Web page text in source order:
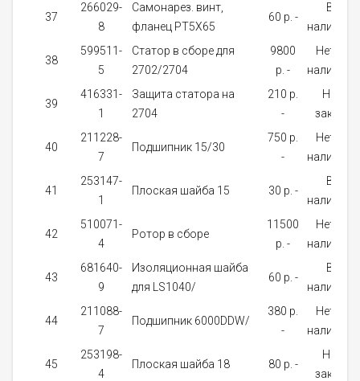
37
266029-
8
Самонарез. винт,
фланец PT5X65
60 p. -
В
наличии
38
599511-
5
Cтатор в сбоpe для
2702/2704
9800
p. -
Нет в
наличии
39
416331-
1
Защита статора на
2704
210 p.
-
На
заказ
40
211228-
7
Подшипник 15/30
750 p.
-
Нет в
наличии
41
253147-
1
Плоская шайба 15 30 p. -
В
наличии
42
510071-
4
Ротор в сборе
11500
p. -
Нет в
наличии
43
681640-
9
Изоляционная шайба
для LS1040/
60 p. -
В
наличии
44
211088-
7
Подшипник 6000DDW/
380 p.
-
Нет в
наличии
45
253198-
4
Плоская шайба 18 80 p. -
На
заказ